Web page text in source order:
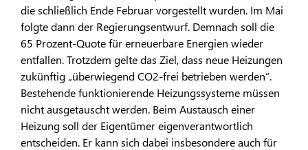
die schließlich Ende Februar vorgestellt wurden. Im Mai
folgte dann der Regierungsentwurf. Demnach soll die
65 Prozent-Quote für erneuerbare Energien wieder
entfallen. Trotzdem gelte das Ziel, dass neue Heizungen
zukünftig „überwiegend CO2-frei betrieben werden“.
Bestehende funktionierende Heizungssysteme müssen
nicht ausgetauscht werden. Beim Austausch einer
Heizung soll der Eigentümer eigenverantwortlich
entscheiden. Er kann sich dabei insbesondere auch für